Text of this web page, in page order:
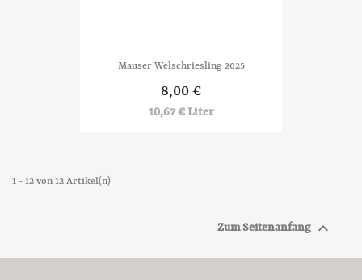
Mauser Welschriesling 2025
8,00 €
10,67 € Liter
1 - 12 von 12 Artikel(n)
Zum Seitenanfang 